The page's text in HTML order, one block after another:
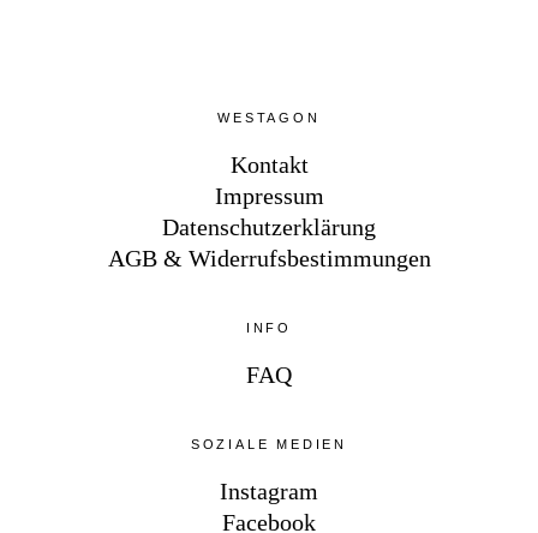
WESTAGON
Kontakt
Impressum
Datenschutzerklärung
AGB & Widerrufsbestimmungen
INFO
FAQ
SOZIALE MEDIEN
Instagram
Facebook